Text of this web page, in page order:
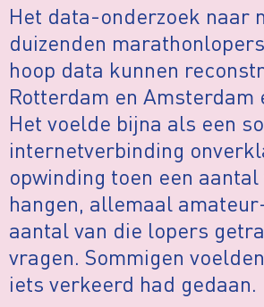
Het data-onderzoek naar
duizenden
hoop data kunnen
Rotterdam en
Het voelde bijna als een
internetverbinding
opwinding toen een
hangen, allemaal
aantal van die lopers
vragen. Sommigen
iets verkeerd had gedaan.